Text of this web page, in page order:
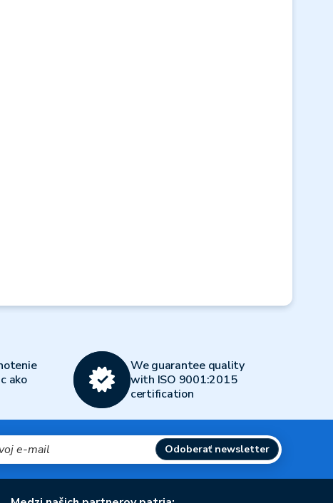
ako
We guarantee quality
with ISO 9001:2015
certification
Odoberať newsletter